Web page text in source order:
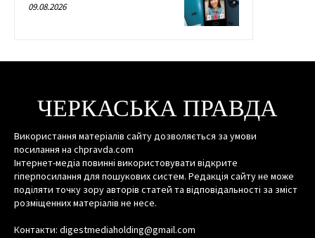
09.08.2026
ЧЕРКАСЬКА ПРАВДА
Використання матеріалів сайту дозволяється за умови
посилання на chpravda.com
Інтернет-медіа повинні використовувати відкрите
гіперпосилання для пошукових систем. Редакція сайту не може
поділяти точку зору авторів статей та відповідальності за зміст
розміщенних матеріалів не несе.
Контакти: digestmediaholding@gmail.com